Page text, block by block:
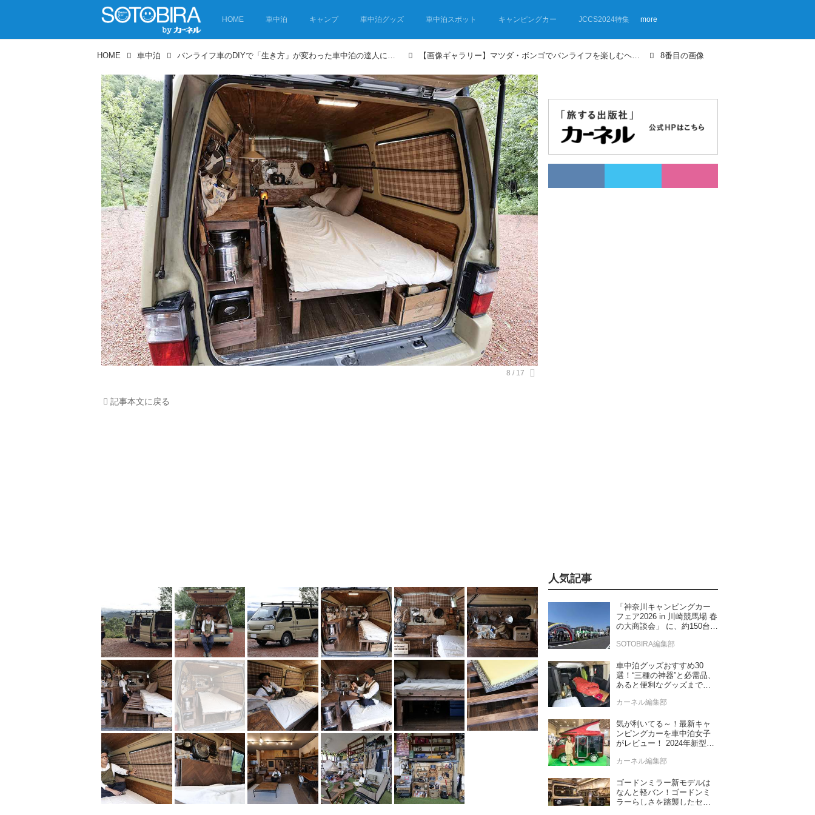
HOME 車中泊 キャンプ 車中泊グッズ 車中泊スポット キャンピングカー JCCS2024特集 more
HOME 車中泊 バンライフ車のDIYで「生き方」が変わった車中泊の達人に聞く、車中泊の快適就寝術 【画像ギャラリー】マツダ・ボンゴでバンライフを楽しむヘンミマオさんの、車中泊・快眠テク 8番目の画像
記事本文に戻る
人気記事
「神奈川キャンピングカー
フェア2026 in 川崎競馬場 春
の大商談会」 に、約150台の
SOTOBIRA編集部
車中泊グッズおすすめ30
選！“三種の神器”と必需品、
あると便利なグッズまで車
カーネル編集部
気が利いてる～！最新キャ
ンピングカーを車中泊女子
がレビュー！ 2024年新型モ
カーネル編集部
ゴードンミラー新モデルは
なんと軽バン！ゴードンミ
ラーらしさを踏襲したセン